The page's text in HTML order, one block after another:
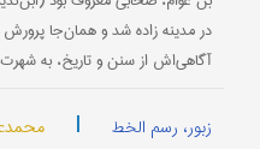
در مدینه زاده شد و همان‌جا
آگاهی‌اش از سنن و تاریخ، به
زبور، رسم الخط |